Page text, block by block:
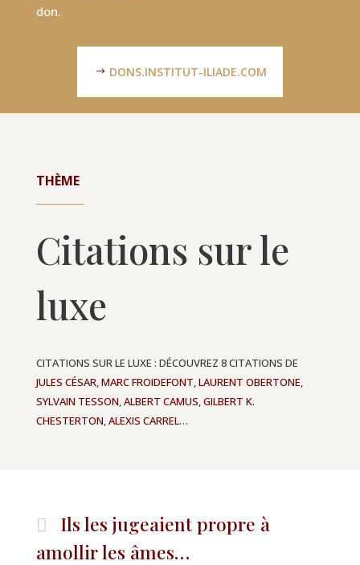
don.
DONS.INSTITUT-ILIADE.COM
THÈME
Citations sur le
luxe
CITATIONS SUR LE LUXE : DÉCOUVREZ 8 CITATIONS DE
JULES CÉSAR,MARC FROIDEFONT,LAURENT OBERTONE,
SYLVAIN TESSON,ALBERT CAMUS,GILBERT K.
CHESTERTON,ALEXIS CARREL…
Ils les jugeaient propre à
amollir les âmes…